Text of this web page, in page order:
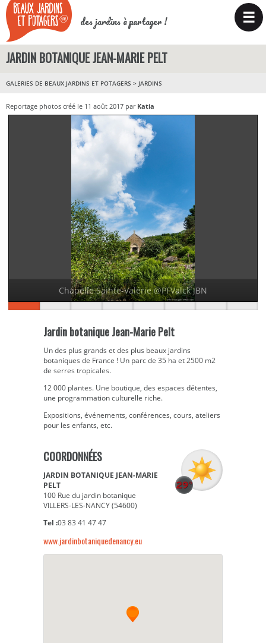
des jardins à partager ! ☰
JARDIN BOTANIQUE JEAN-MARIE PELT
GALERIES DE BEAUX JARDINS ET POTAGERS > JARDINS
Reportage photos créé le 11 août 2017 par Katia
Chapelle Sainte-Valérie @PFValck JBN
Jardin botanique Jean-Marie Pelt
Un des plus grands et des plus beaux jardins
botaniques de France ! Un parc de 35 ha et 2500 m2
de serres tropicales.
12 000 plantes. Une boutique, des espaces détentes,
une programmation culturelle riche.
Expositions, événements, conférences, cours, ateliers
pour les enfants, etc.
COORDONNÉES
JARDIN BOTANIQUE JEAN-MARIE
PELT
100 Rue du jardin botanique
VILLERS-LES-NANCY (54600)
Tel :03 83 41 47 47
www.jardinbotaniquedenancy.eu